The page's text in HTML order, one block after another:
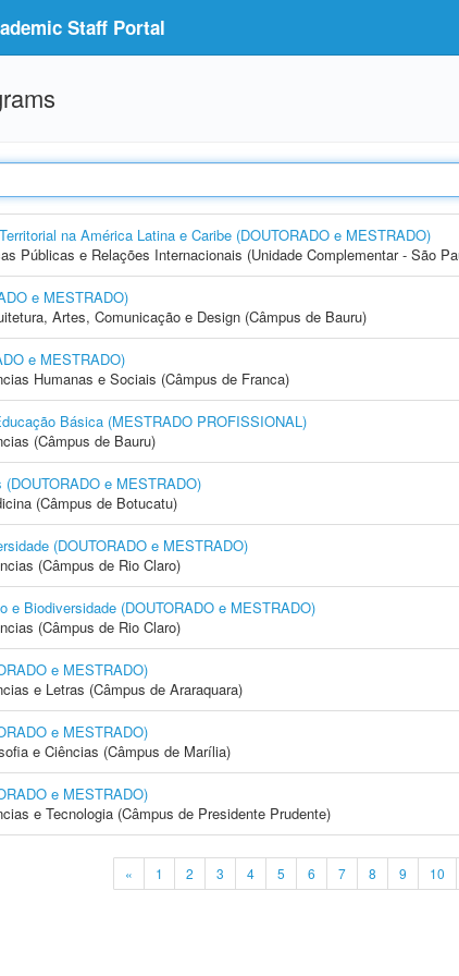
Staff Portal
na América Latina e Caribe (DOUTORADO e MESTRADO)
Públicas e Relações Internacionais (Unidade Complementar - São
e MESTRADO)
Artes, Comunicação e Design (Câmpus de Bauru)
e MESTRADO)
Humanas e Sociais (Câmpus de Franca)
Básica (MESTRADO PROFISSIONAL)
(Câmpus de Bauru)
(DOUTORADO e MESTRADO)
(Câmpus de Botucatu)
(DOUTORADO e MESTRADO)
(Câmpus de Rio Claro)
e Biodiversidade (DOUTORADO e MESTRADO)
(Câmpus de Rio Claro)
e MESTRADO)
e Letras (Câmpus de Araraquara)
e MESTRADO)
e Ciências (Câmpus de Marília)
e MESTRADO)
e Tecnologia (Câmpus de Presidente Prudente)
« 1 2 3 4 5 6 7 8 9 10